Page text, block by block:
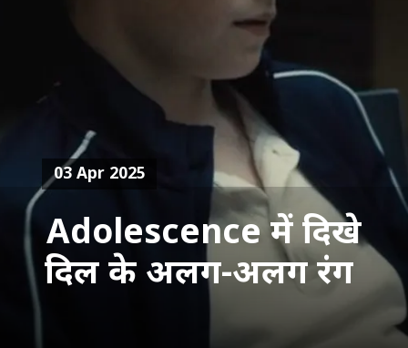
Adolescence में दिखे
दिल के अलग-अलग रंग
03 Apr 2025